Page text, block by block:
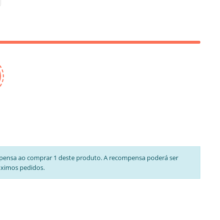
ao comprar 1 deste produto. A recompensa poderá ser
pedidos.